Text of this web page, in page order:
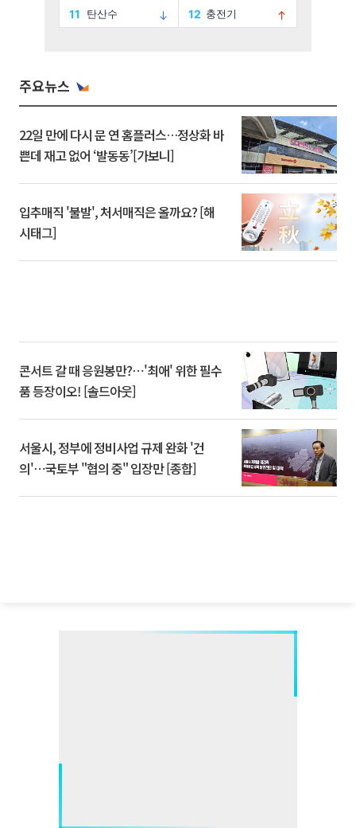
주요뉴스
22일 만에 다시 문 연 홈플러스…정상화 바
쁜데 재고 없어 ‘발동동’[가보니]
입추매직 '불발', 처서매직은 올까요? [해
시태그]
콘서트 갈 때 응원봉만?⋯'최애' 위한 필수
품 등장이오! [솔드아웃]
서울시, 정부에 정비사업 규제 완화 '건
의'⋯국토부 "협의 중" 입장만 [종합]